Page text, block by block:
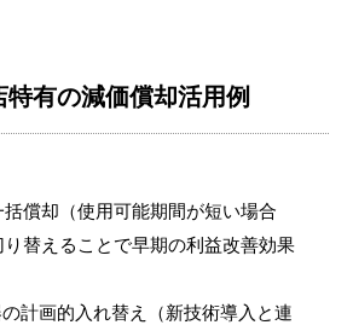
特有の減価償却活用例
償却（使用可能期間が短い場合
替えることで早期の利益改善効果
計画的入れ替え（新技術導入と連